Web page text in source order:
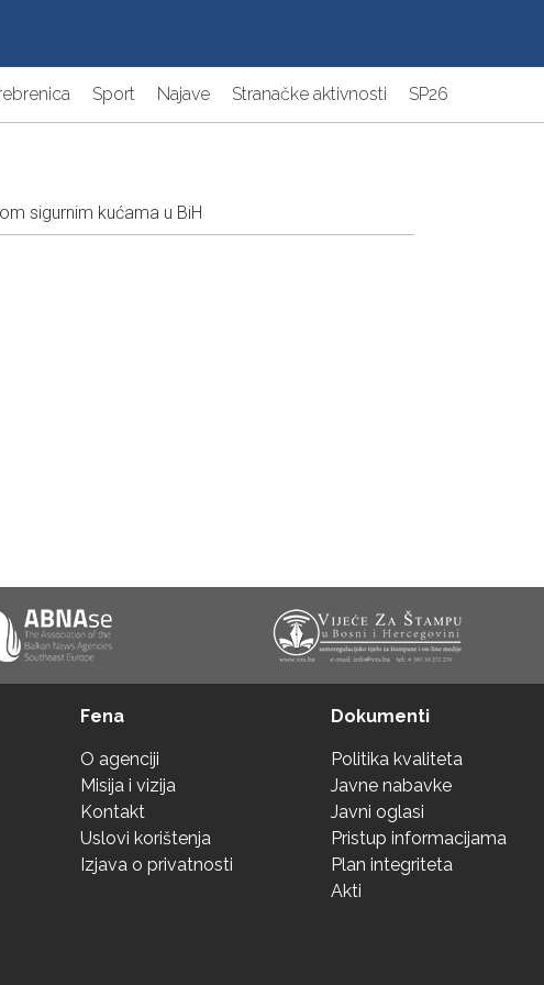
Sport Najave Stranačke aktivnosti SP26
sigurnim kućama u BiH
Fena
O agenciji
Misija i vizija
Kontakt
Uslovi korištenja
Izjava o privatnosti
Dokumenti
Politika kvaliteta
Javne nabavke
Javni oglasi
Pristup informacijama
Plan integriteta
Akti